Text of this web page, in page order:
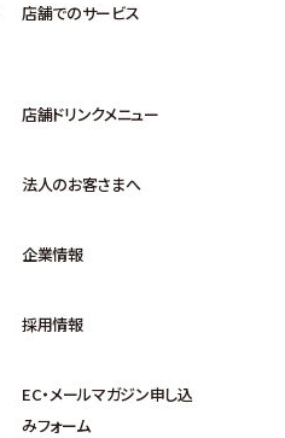
店舗でのサービス
店舗ドリンクメニュー
法人のお客さまへ
企業情報
採用情報
EC・メールマガジン申し込
みフォーム